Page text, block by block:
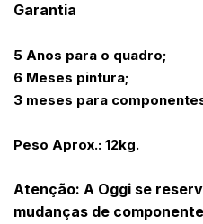
Garantia
5 Anos para o quadro;
6 Meses pintura;
3 meses para
Peso Aprox.: 12kg.
Atenção: A Oggi se
mudanças de